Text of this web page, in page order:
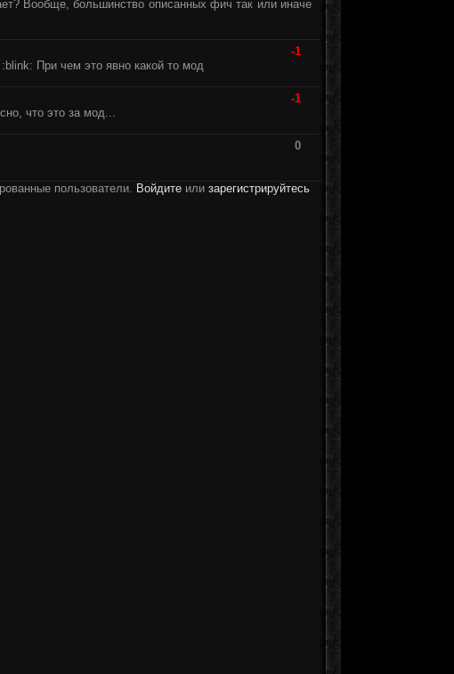
Вообще, большинство описанных фич так или иначе
-1
При чем это явно какой то мод
-1
что это за мод...
0
пользователи. Войдите или зарегистрируйтесь